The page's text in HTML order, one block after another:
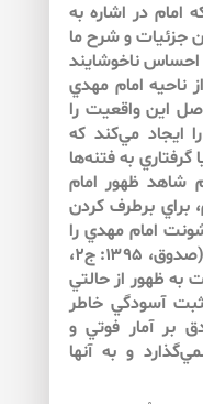
در اشاره به
جزئيات و شرح ما
ناخوشايند
ناحيه امام مهدي
اين واقعيت را
ايجاد مي‌كند كه
به فتنه‌ها
شاهد ظهور امام
براي برطرف كردن
امام مهدي را
شامل حال پيروان آن حضرت نمي‌داند (صدوق، ۱۳۹۵: ج۲،
به ظهور از حالتي
آسودگي خاطر
بر آمار فوتي و
و به آن­ها